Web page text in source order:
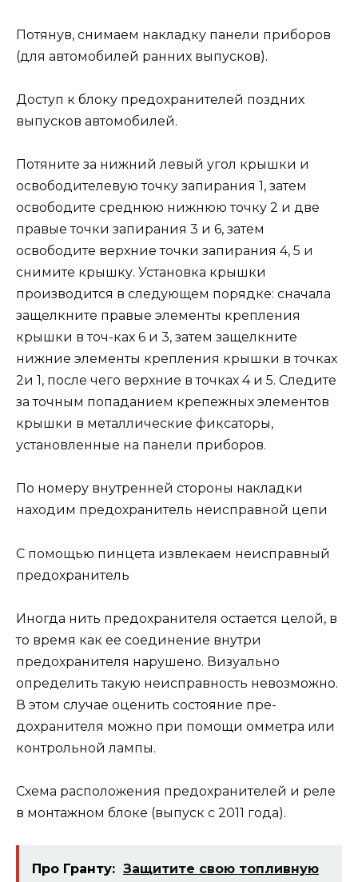
Потянув, снимаем накладку панели приборов
(для автомобилей ранних выпусков).
Доступ к блоку предохранителей поздних
выпусков автомобилей.
Потяните за нижний левый угол крышки и
освободителевую точку запирания 1, затем
освободите среднюю нижнюю точку 2 и две
правые точки запирания 3 и 6, затем
освободите верхние точки запирания 4, 5 и
снимите крышку. Установка крышки
производится в следующем порядке: сначала
защелкните правые элементы крепления
крышки в точ-ках 6 и 3, затем защелкните
нижние элементы крепления крышки в точках
2и 1, после чего верхние в точках 4 и 5. Следите
за точным попаданием крепежных элементов
крышки в металлические фиксаторы,
установленные на панели приборов.
По номеру внутренней стороны накладки
находим предохранитель неисправной цепи
С помощью пинцета извлекаем неисправный
предохранитель
Иногда нить предохранителя остается целой, в
то время как ее соединение внутри
предохранителя нарушено. Визуально
определить такую неисправность невозможно.
В этом случае оценить состояние пре­
дохранителя можно при помощи омметра или
контрольной лампы.
Схема расположения предохранителей и реле
в монтажном блоке (выпуск с 2011 года).
Про Гранту: Защитите свою топливную